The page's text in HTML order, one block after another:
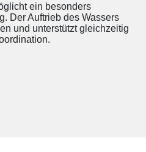
ein besonders
Der Auftrieb des Wassers
und unterstützt gleichzeitig